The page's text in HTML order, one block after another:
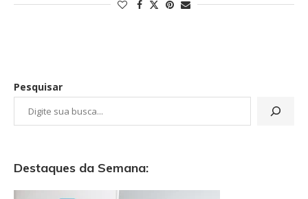
Pesquisar
Destaques da Semana: